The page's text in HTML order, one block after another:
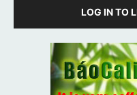
LOG IN TO